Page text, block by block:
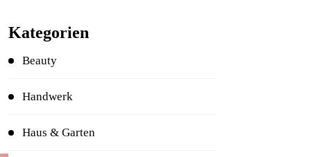
Kategorien
Beauty
Handwerk
Haus & Garten